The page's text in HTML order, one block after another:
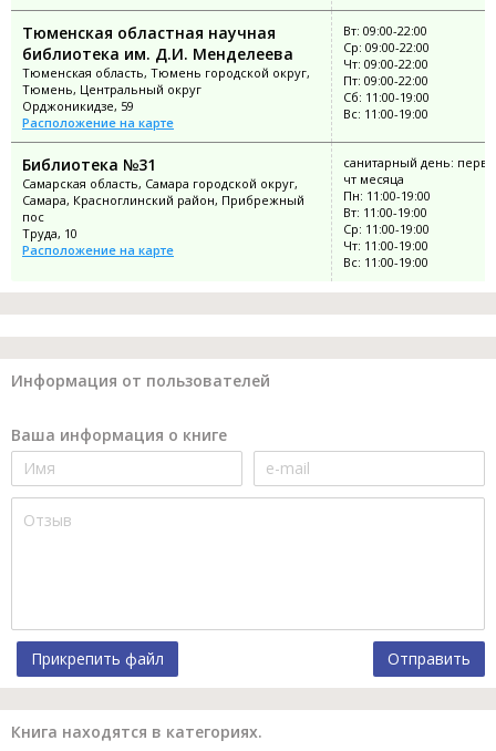
Тюменская областная научная
библиотека им. Д.И. Менделеева
Тюменская область, Тюмень городской округ,
Тюмень, Центральный округ
Орджоникидзе, 59
Расположение на карте
Вт: 09:00-22:00
Ср: 09:00-22:00
Чт: 09:00-22:00
Пт: 09:00-22:00
Сб: 11:00-19:00
Вс: 11:00-19:00
Библиотека №31
Самарская область, Самара городской округ,
Самара, Красноглинский район, Прибрежный
пос
Труда, 10
Расположение на карте
санитарный день:
чт месяца
Пн: 11:00-19:00
Вт: 11:00-19:00
Ср: 11:00-19:00
Чт: 11:00-19:00
Вс: 11:00-19:00
Информация от пользователей
Ваша информация о книге
Прикрепить файл Отправить
Книга находятся в категориях.